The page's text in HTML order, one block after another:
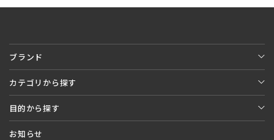
ブランド
カテゴリから探す
目的から探す
お知らせ